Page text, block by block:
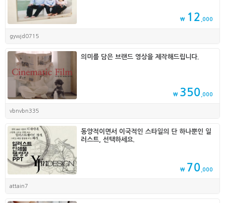
₩ 12 ,000
gywjd0715
의미를 담은 브랜드 영상을 제작해드립니다.
₩ 350 ,000
vbnvbn335
동양적이면서 이국적인 스타일의 단 하나뿐인 일
러스트, 선택하세요.
₩ 70 ,000
attain7